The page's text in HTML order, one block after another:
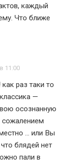
каждый
Что ближе
11:00
раз таки то
—
осознанную
сожалением
… или Вы
блядей нет
пали в